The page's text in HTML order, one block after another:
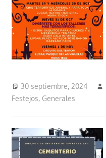
30 septiembre, 2024
Festejos, Generales